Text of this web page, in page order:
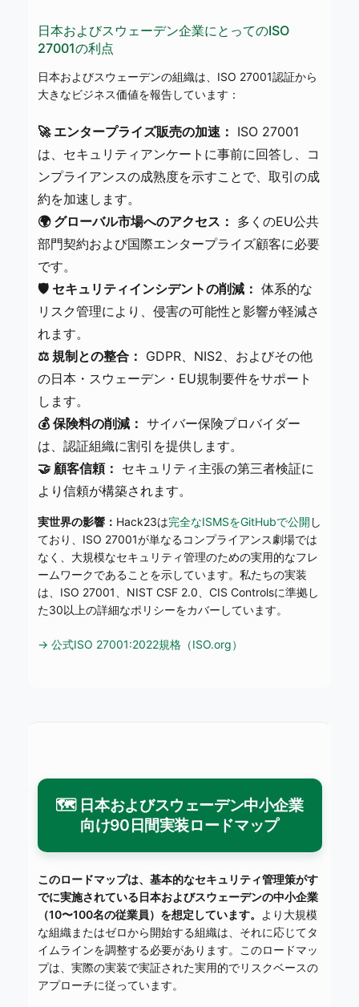
日本およびスウェーデン企業にとってのISO
27001の利点
日本およびスウェーデンの組織は、ISO 27001認証から
大きなビジネス価値を報告しています：
🚀 エンタープライズ販売の加速： ISO 27001
は、セキュリティアンケートに事前に回答し、コ
ンプライアンスの成熟度を示すことで、取引の成
約を加速します。
🌍 グローバル市場へのアクセス： 多くのEU公共
部門契約および国際エンタープライズ顧客に必要
です。
🛡️ セキュリティインシデントの削減： 体系的な
リスク管理により、侵害の可能性と影響が軽減さ
れます。
⚖️ 規制との整合： GDPR、NIS2、およびその他
の日本・スウェーデン・EU規制要件をサポート
します。
💰 保険料の削減： サイバー保険プロバイダー
は、認証組織に割引を提供します。
🤝 顧客信頼： セキュリティ主張の第三者検証に
より信頼が構築されます。
実世界の影響： Hack23は完全なISMSをGitHubで公開 し
ており、ISO 27001が単なるコンプライアンス劇場では
なく、大規模なセキュリティ管理のための実用的なフレ
ームワークであることを示しています。私たちの実装
は、ISO 27001、NIST CSF 2.0、CIS Controlsに準拠し
た30以上の詳細なポリシーをカバーしています。
→ 公式ISO 27001:2022規格（ISO.org）
🗺️ 日本およびスウェーデン中小企業
向け90日間実装ロードマップ
このロードマップは、基本的なセキュリティ管理策がす
でに実施されている日本およびスウェーデンの中小企業
（10〜100名の従業員）を想定しています。
より大規模
な組織またはゼロから開始する組織は、それに応じてタ
イムラインを調整する必要があります。このロードマッ
プは、実際の実装で実証された実用的でリスクベースの
アプローチに従っています。